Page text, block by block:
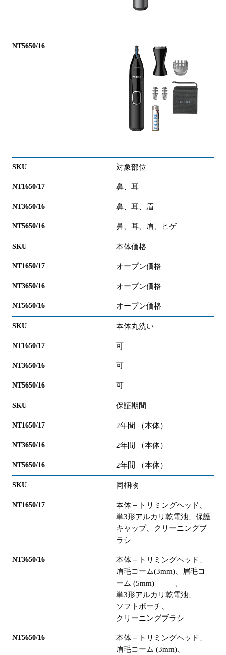
対象部位
鼻、耳
鼻、耳、眉
鼻、耳、眉、ヒゲ
本体価格
オープン価格
オープン価格
オープン価格
本体丸洗い
可
可
可
保証期間
2年間 （本体）
2年間 （本体）
2年間 （本体）
同梱物
本体＋トリミングヘッド、
単3形アルカリ乾電池、保護
キャップ、クリーニングブ
ラシ
本体＋トリミングヘッド、
眉毛コーム(3mm)、眉毛コ
ーム (5mm) 、
単3形アルカリ乾電池、
ソフトポーチ、
クリーニングブラシ
本体＋トリミングヘッド、
眉毛コーム (3mm)、